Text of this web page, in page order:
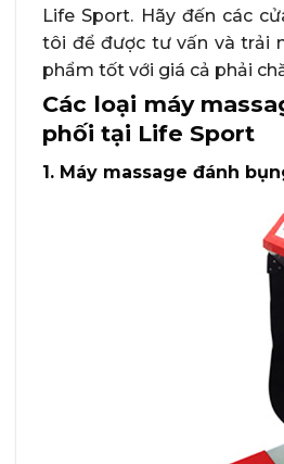
Life Sport. Hãy đến các
tôi để được tư vấn và trải
phẩm tốt với giá cả phải
Các loại máy
phối tại Life Sport
1. Máy massage đánh